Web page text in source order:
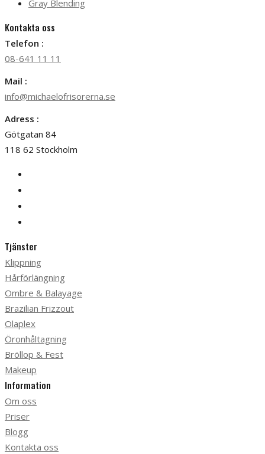
Gray Blending
Kontakta oss
Telefon :
08-641 11 11
Mail :
info@michaelofrisorerna.se
Adress :
Götgatan 84
118 62 Stockholm
Tjänster
Klippning
Hårförlängning
Ombre & Balayage
Brazilian Frizzout
Olaplex
Öronhåltagning
Bröllop & Fest
Makeup
Information
Om oss
Priser
Blogg
Kontakta oss